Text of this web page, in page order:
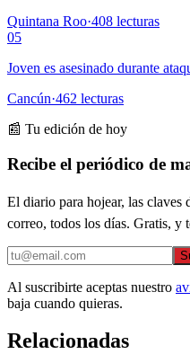
Quintana Roo·408 lecturas
05
Joven es asesinado durante
Cancún·462 lecturas
📰 Tu edición de hoy
Recibe el periódico de
El diario para hojear, las
correo, todos los días. Gratis, y
Al suscribirte aceptas nuestro
baja cuando quieras.
Relacionadas